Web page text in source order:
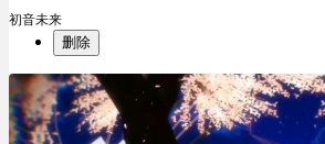
初音未来
删除